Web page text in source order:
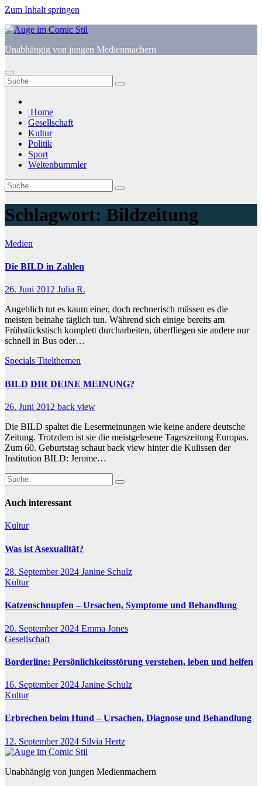
Zum Inhalt springen
Unabhängig von jungen Medienmachern
Home
Gesellschaft
Kultur
Politik
Sport
Weltenbummler
Schlagwort: Bildzeitung
Medien
Die BILD in Zahlen
26. Juni 2012 Julia R.
Angeblich tut es kaum einer, doch rechnerisch müssen es die
meisten beinahe täglich tun. Während sich einige bereits am
Frühstückstisch komplett durcharbeiten, überfliegen sie andere nur
schnell in Bus oder…
Specials Titelthemen
BILD DIR DEINE MEINUNG?
26. Juni 2012 back view
Die BILD spaltet die Lesermeinungen wie keine andere deutsche
Zeitung. Trotzdem ist sie die meistgelesene Tageszeitung Europas.
Zum 60. Geburtstag schaut back view hinter die Kulissen der
Institution BILD: Jerome…
Auch interessant
Kultur
Was ist Asexualität?
28. September 2024 Janine Schulz
Kultur
Katzenschnupfen – Ursachen, Symptome und Behandlung
20. September 2024 Emma Jones
Gesellschaft
Borderline: Persönlichkeitsstörung verstehen, leben und helfen
16. September 2024 Janine Schulz
Kultur
Erbrechen beim Hund – Ursachen, Diagnose und Behandlung
12. September 2024 Silvia Hertz
Unabhängig von jungen Medienmachern